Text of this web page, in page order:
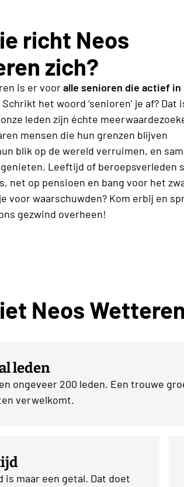
richt Neos
zich?
is er vooralle senioren die actief in
Schrikt het woord ‘senioren’ je af? Dat
leden zijn échte
mensen die hun grenzen blijven
blik op de wereld verruimen, en
Leeftijd of beroepsverleden
net op pensioen en bang voor het
voor waarschuwden? Kom erbij en
gezwind overheen!
Neos
leden
ongeveer 200 leden. Een trouwe
verwelkomt.
is maar een getal. Dat doet